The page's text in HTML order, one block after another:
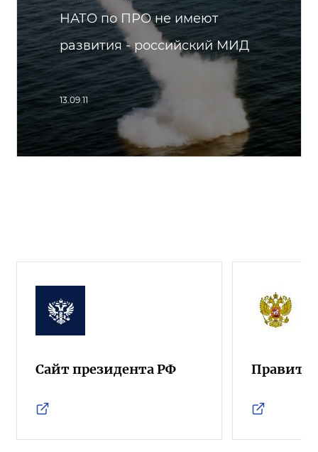
НАТО по ПРО не имеют
развития - российский МИД
13.09.11
Сайт президента РФ